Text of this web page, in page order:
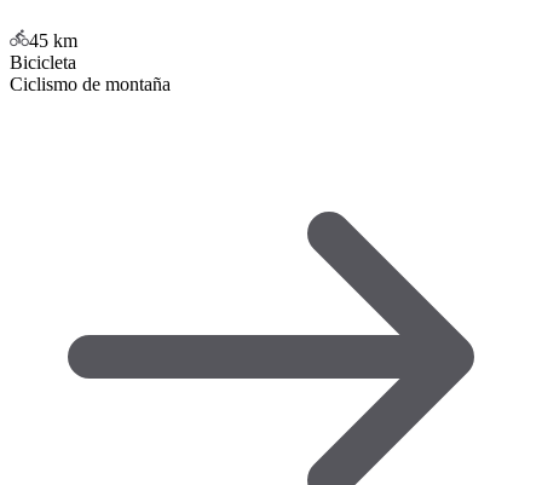
45 km
Bicicleta
Ciclismo de montaña